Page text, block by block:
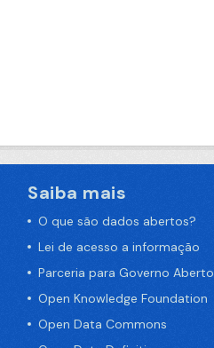
Saiba mais
O que são dados abertos?
Lei de acesso a informação
Parceria para Governo Aberto
Open Knowledge Foundation
Open Data Commons